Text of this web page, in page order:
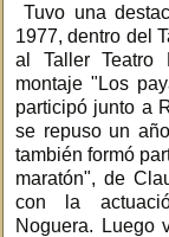
Tuvo una
1977, dentro del
al Taller Teatro
montaje "Los
participó junto a
se repuso un
también formó
maratón", de
con la
Noguera. Luego